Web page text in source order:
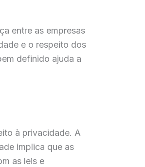
entre as empresas
e o respeito dos
definido ajuda a
à privacidade. A
implica que as
as leis e